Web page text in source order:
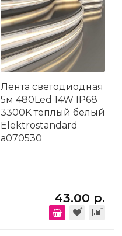
Лента светодиодная
5м 480Led 14W IP68
3300K теплый белый
Elektrostandard
a070530
43.00 р.